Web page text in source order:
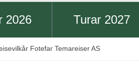
2026 Turar 2027
Fotefar Temareiser AS